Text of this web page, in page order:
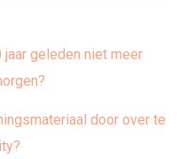
jaar geleden niet meer
door over te